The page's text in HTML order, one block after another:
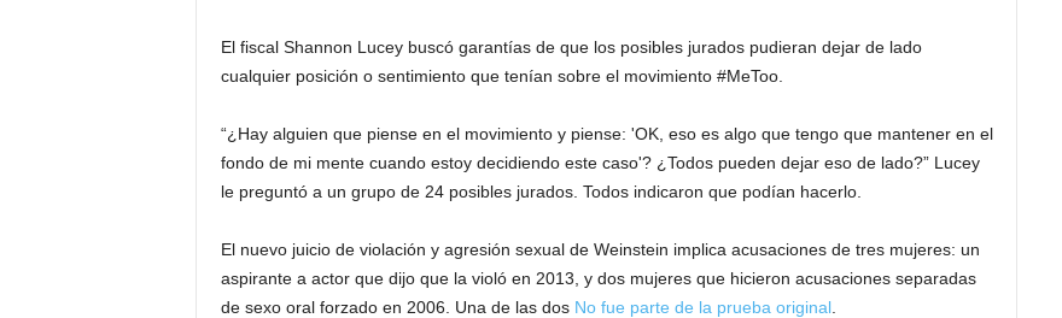
El fiscal Shannon Lucey buscó garantías de que los posibles jurados pudieran dejar de lado
cualquier posición o sentimiento que tenían sobre el movimiento #MeToo.
“¿Hay alguien que piense en el movimiento y piense: 'OK, eso es algo que tengo que mantener en el
fondo de mi mente cuando estoy decidiendo este caso'? ¿Todos pueden dejar eso de lado?” Lucey
le preguntó a un grupo de 24 posibles jurados. Todos indicaron que podían hacerlo.
El nuevo juicio de violación y agresión sexual de Weinstein implica acusaciones de tres mujeres: un
aspirante a actor que dijo que la violó en 2013, y dos mujeres que hicieron acusaciones separadas
de sexo oral forzado en 2006. Una de las dos No fue parte de la prueba original.